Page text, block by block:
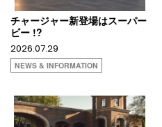
チャージャー新登場はスーパー
ビー !?
2026.07.29
NEWS & INFORMATION